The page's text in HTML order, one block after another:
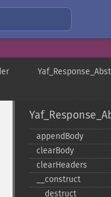
appendBody
clearBody
clearHeaders
_​_​construct
_​_​destruct